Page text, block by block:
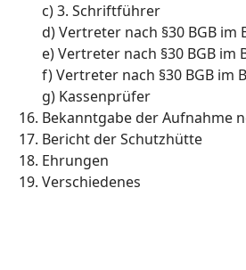
c) 3. Schriftführer
d) Vertreter nach §30 BGB im
e) Vertreter nach §30 BGB im
f) Vertreter nach §30 BGB im
g) Kassenprüfer
Bekanntgabe der Aufnahme
Bericht der Schutzhütte
Ehrungen
Verschiedenes